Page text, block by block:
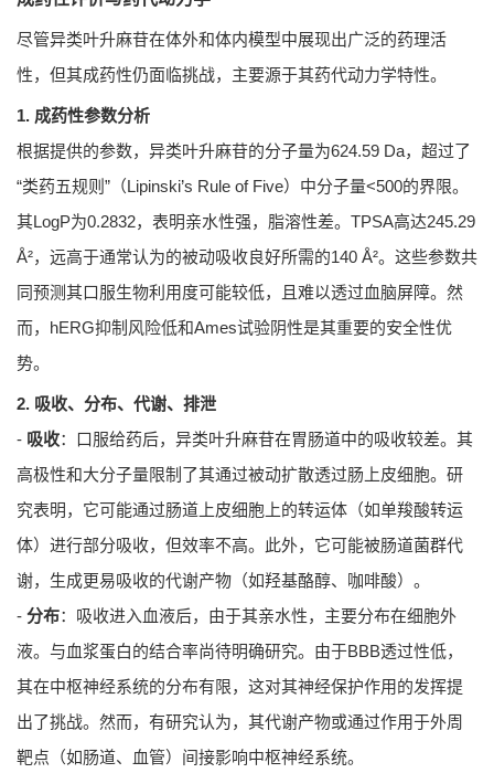
尽管异类叶升麻苷在体外和体内模型中展现出广泛的药理活
性，但其成药性仍面临挑战，主要源于其药代动力学特性。
1. 成药性参数分析
根据提供的参数，异类叶升麻苷的分子量为624.59 Da，超过了
“类药五规则”（Lipinski’s Rule of Five）中分子量<500的界限。
其LogP为0.2832，表明亲水性强，脂溶性差。TPSA高达245.29
Å²，远高于通常认为的被动吸收良好所需的140 Å²。这些参数共
同预测其口服生物利用度可能较低，且难以透过血脑屏障。然
而，hERG抑制风险低和Ames试验阴性是其重要的安全性优
势。
2. 吸收、分布、代谢、排泄
- 吸收：口服给药后，异类叶升麻苷在胃肠道中的吸收较差。其
高极性和大分子量限制了其通过被动扩散透过肠上皮细胞。研
究表明，它可能通过肠道上皮细胞上的转运体（如单羧酸转运
体）进行部分吸收，但效率不高。此外，它可能被肠道菌群代
谢，生成更易吸收的代谢产物（如羟基酪醇、咖啡酸）。
- 分布：吸收进入血液后，由于其亲水性，主要分布在细胞外
液。与血浆蛋白的结合率尚待明确研究。由于BBB透过性低，
其在中枢神经系统的分布有限，这对其神经保护作用的发挥提
出了挑战。然而，有研究认为，其代谢产物或通过作用于外周
靶点（如肠道、血管）间接影响中枢神经系统。